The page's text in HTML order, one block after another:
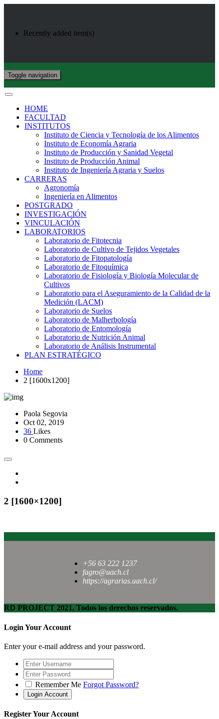
Recently added item(s)
Toggle navigation
HOME
FACULTAD
INSTITUTOS
Instituto de Ciencia y Tecnología de los Alimentos
Instituto de Economía Agraria
Instituto de Producción y Sanidad Vegetal
Instituto de Producción Animal
Instituto de Ingeniería Agraria y Suelos
CARRERAS
Agronomía
Ingeniería en Alimentos
POSTGRADO
INVESTIGACIÓN
VINCULACIÓN
LABORATORIOS
Laboratorio de Fitotecnia
Laboratorio de Cultivo de Tejidos Vegetales
Laboratorio de Fitopatología
Laboratorio de Fitoquímica
Laboratorio de Fisiología y Biología Molecular de
Cultivos
Laboratorio para el Aseguramiento de la Calidad de la
Medición (LACM)
Laboratorio de Suelos
Laboratorio de Malherbología
Laboratorio de Entomología
Laboratorio de Nutrición Animal
Laboratorio de Análisis Instrumental
PLAN ESTRATÉGICO
Home
2 [1600x1200]
Paola Segovia
Oct 02, 2019
36 Likes
0 Comments
2 [1600×1200]
+56 63 222 1237
fagro@uach.cl
https://agrarias.uach.cl/
RD PROJECT 2021, Todos los derechos reservados.
Login Your Account
Enter your e-mail address and your password.
Remember Me Forgot Password?
Register Your Account